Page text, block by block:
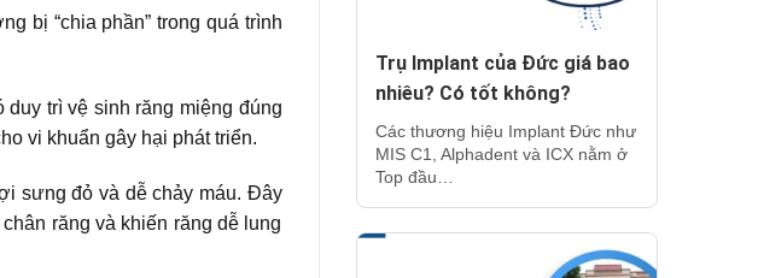
bị “chia phần” trong quá trình
trì vệ sinh răng miệng đúng
vi khuẩn gây hại phát triển.
sưng đỏ và dễ chảy máu. Đây
răng và khiến răng dễ lung
Trụ Implant của Đức giá bao
nhiêu? Có tốt không?
Các thương hiệu Implant Đức như
MIS C1, Alphadent và ICX nằm ở
Top đầu…